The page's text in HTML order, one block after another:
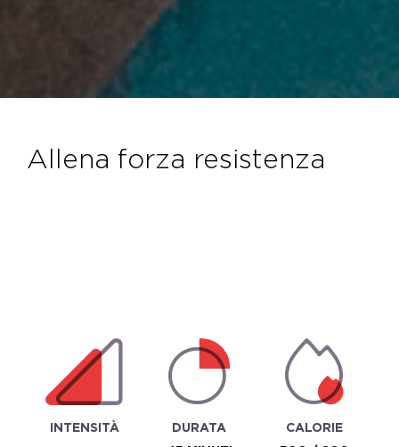
allena forza resistenza
INTENSITÀ
DURATA
CALORIE